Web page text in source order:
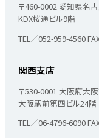
〒460-0002 愛知県名
KDX桜通ビル9階
TEL／052-959-4560
関西支店
〒530-0001 大阪府大
大阪駅前第四ビル24階
TEL／06-4796-6090